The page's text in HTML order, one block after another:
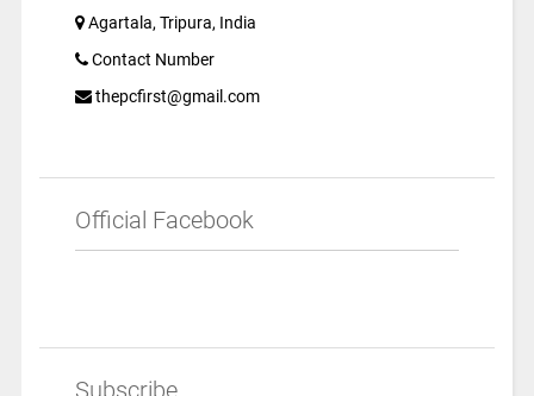
Agartala, Tripura, India
Contact Number
thepcfirst@gmail.com
Official Facebook
Subscribe